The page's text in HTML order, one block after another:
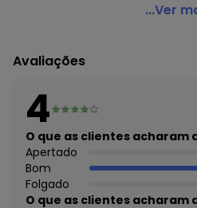
Perfecta - Sapatênis Branco
Observação: Cadarço em
Material: Sintético
...Ver
Avaliações
4
O que as clientes acharam
Apertado
Bom
Folgado
O que as clientes acharam